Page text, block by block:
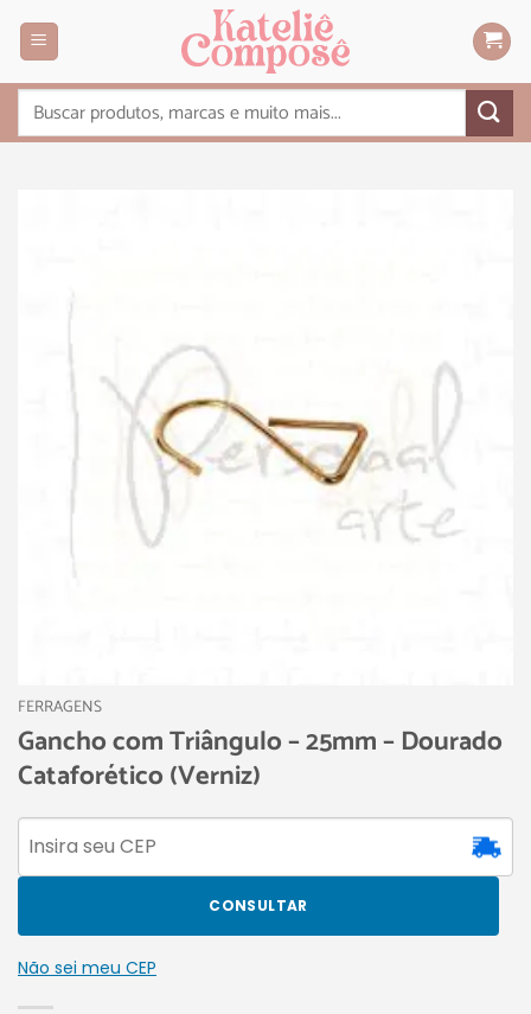
FERRAGENS
Gancho com Triângulo – 25mm – Dourado
Cataforético (Verniz)
CONSULTAR
Não sei meu CEP